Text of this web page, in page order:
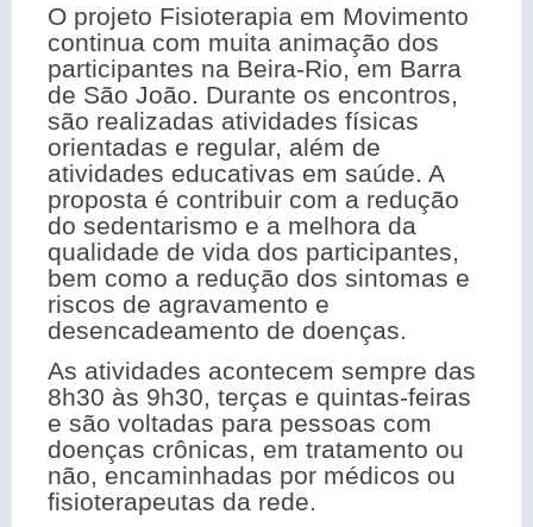
O projeto Fisioterapia em Movimento
continua com muita animação dos
participantes na Beira-Rio, em Barra
de São João. Durante os encontros,
são realizadas atividades físicas
orientadas e regular, além de
atividades educativas em saúde. A
proposta é contribuir com a redução
do sedentarismo e a melhora da
qualidade de vida dos participantes,
bem como a redução dos sintomas e
riscos de agravamento e
desencadeamento de doenças.
As atividades acontecem sempre das
8h30 às 9h30, terças e quintas-feiras
e são voltadas para pessoas com
doenças crônicas, em tratamento ou
não, encaminhadas por médicos ou
fisioterapeutas da rede.